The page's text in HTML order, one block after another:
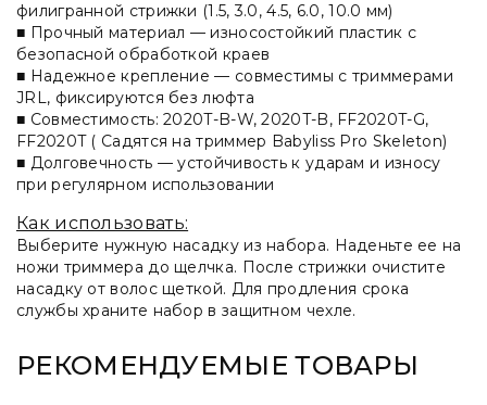
филигранной стрижки (1.5, 3.0, 4.5, 6.0, 10.0 мм)
■ Прочный материал — износостойкий пластик с
безопасной обработкой краев
■ Надежное крепление — совместимы с триммерами
JRL, фиксируются без люфта
■ Совместимость: 2020T-B-W, 2020T-B, FF2020T-G,
FF2020T ( Садятся на триммер Babyliss Pro Skeleton)
■ Долговечность — устойчивость к ударам и износу
при регулярном использовании
Как использовать:
Выберите нужную насадку из набора. Наденьте ее на
ножи триммера до щелчка. После стрижки очистите
насадку от волос щеткой. Для продления срока
службы храните набор в защитном чехле.
РЕКОМЕНДУЕМЫЕ ТОВАРЫ